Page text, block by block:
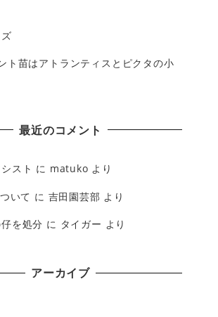
ト苗はアトランティスとピクタの小
最近のコメント
スト に matuko より
いて に 吉田園芸部 より
を処分 に タイガー より
アーカイブ